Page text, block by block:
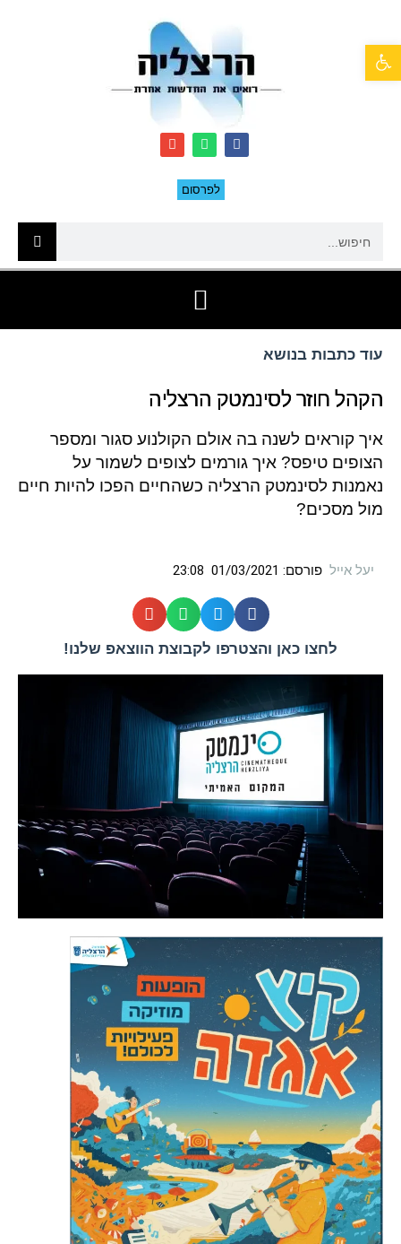
לפרסום
עוד כתבות בנושא
הקהל חוזר לסינמטק הרצליה
איך קוראים לשנה בה אולם הקולנוע סגור ומספר
הצופים טיפס? איך גורמים לצופים לשמור על
נאמנות לסינמטק הרצליה כשהחיים הפכו להיות חיים
מול מסכים?
יעל אייל פורסם: 01/03/2021
23:08
לחצו כאן והצטרפו לקבוצת הווצאפ שלנו!
פתח סרגל נגישות